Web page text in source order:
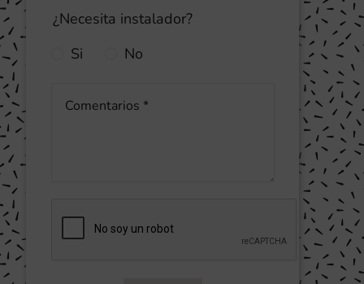
¿Necesita instalador?
Si
No